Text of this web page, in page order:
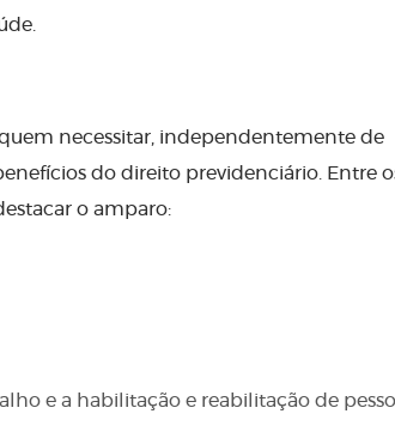
necessitar, independentemente de
do direito previdenciário. Entre
o amparo:
e a habilitação e reabilitação de